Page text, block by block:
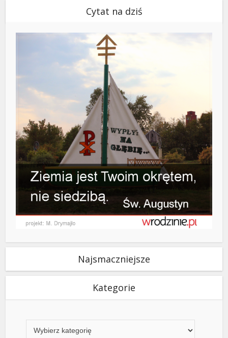
Cytat na dziś
Najsmaczniejsze
Kategorie